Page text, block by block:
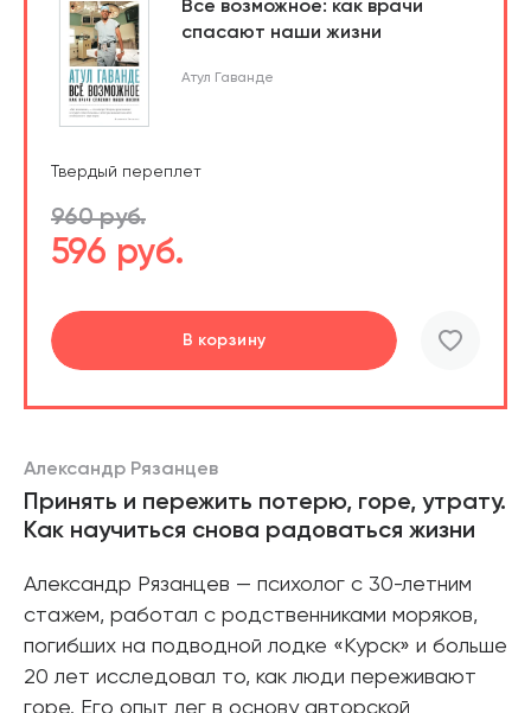
Все возможное: как врачи
спасают наши жизни
Атул Гаванде
Твердый переплет
960 руб.
596 руб.
В корзину
В корзине
Александр Рязанцев
Принять и пережить потерю, горе, утрату.
Как научиться снова радоваться жизни
Александр Рязанцев — психолог с 30-летним
стажем, работал с родственниками моряков,
погибших на подводной лодке «Курск» и больше
20 лет исследовал то, как люди переживают
горе. Его опыт лег в основу авторской